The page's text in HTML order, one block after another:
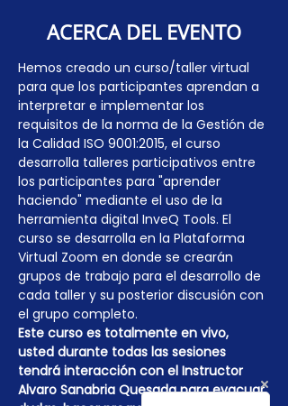
ACERCA DEL EVENTO
Hemos creado un curso/taller virtual
para que los participantes aprendan a
interpretar e implementar los
requisitos de la norma de la Gestión de
la Calidad ISO 9001:2015, el curso
desarrolla talleres participativos entre
los participantes para "aprender
haciendo" mediante el uso de la
herramienta digital InveQ Tools. El
curso se desarrolla en la Plataforma
Virtual Zoom en donde se crearán
grupos de trabajo para el desarrollo de
cada taller y su posterior discusión con
el grupo completo.
Este curso es totalmente en vivo,
usted durante todas las sesiones
tendrá interacción con el Instructor
Alvaro Sanabria Quesada para evacuar